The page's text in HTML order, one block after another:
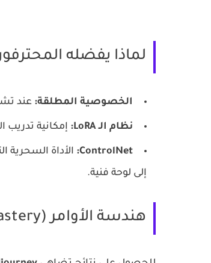
لماذا يفضله المحترفون في
الخصوصية المطلقة: عند
نظام الـ LoRA: إمكانية
ControlNet:
إلى لوحة فنية.
هندسة الأوامر (Prompting Mastery)